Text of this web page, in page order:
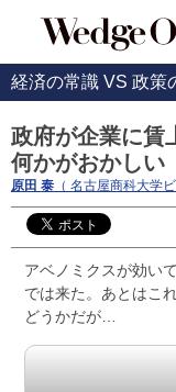
経済の常識 VS 政策
政府が企業に賃
何かがおかしい
原田 泰 （ 名古屋商科大学
アベノミクスが効い
では来た。あとはこ
どうかだが…